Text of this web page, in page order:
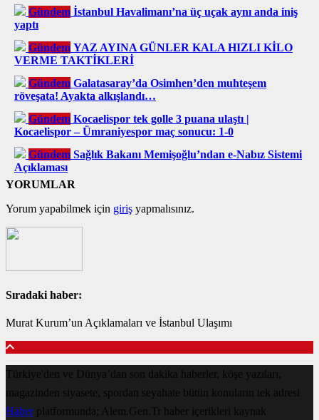
Gündem İstanbul Havalimanı’na üç uçak aynı anda iniş
yaptı
Gündem YAZ AYINA GÜNLER KALA HIZLI KİLO
VERME TAKTİKLERİ
Gündem Galatasaray’da Osimhen’den muhteşem
röveşata! Ayakta alkışlandı…
Gündem Kocaelispor tek golle 3 puana ulaştı |
Kocaelispor – Ümraniyespor maç sonucu: 1-0
Gündem Sağlık Bakanı Memişoğlu’ndan e-Nabız Sistemi
Açıklaması
YORUMLAR
Yorum yapabilmek için giriş yapmalısınız.
Sıradaki haber:
Murat Kurum’un Açıklamaları ve İstanbul Ulaşımı
Türkiye'den ve Dünya’dan son dakika haberler, köşe yazıları,
magazinden siyasete, spordan seyahate bütün konuların tek adresi
Haberplatformunda; Alem.Gen.Tr haber içerikleri kaynak